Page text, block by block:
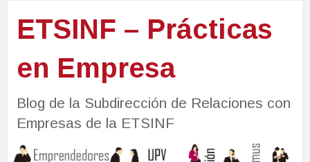
ETSINF – Prácticas
en Empresa
Blog de la Subdirección de Relaciones con
Empresas de la ETSINF